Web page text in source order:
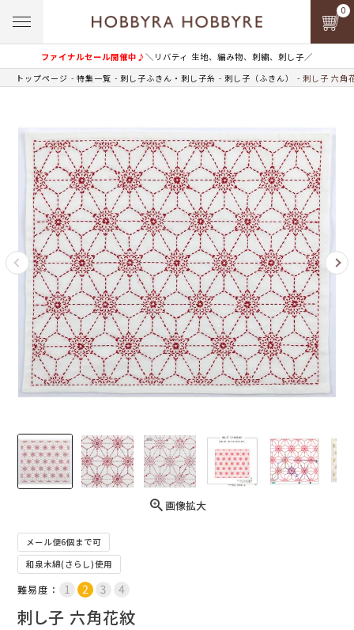
ファイナルセール開催中♪＼リバティ 生地、編み物、刺繍、刺し子／
0
トップページ 特集一覧 刺し子ふきん・刺し子糸 刺し子（ふきん） 刺し子 六角
画像拡大
メール便6個まで可
和泉木綿(さらし)使用
難易度：
刺し子 六角花紋